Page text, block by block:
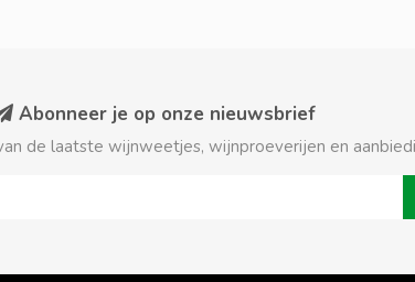
Abonneer je op onze nieuwsbrief
de laatste wijnweetjes, wijnproeverijen en